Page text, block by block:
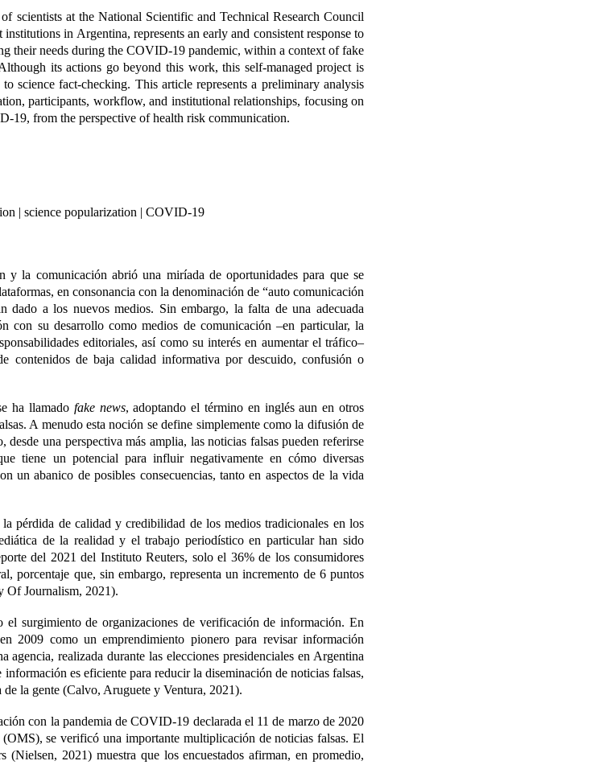
scientists at the National Scientific and Technical Research Council
in Argentina, represents an early and consistent response to
their needs during the COVID-19 pandemic, within a context of fake
its actions go beyond this work, this self-managed project is
science fact-checking. This article represents a preliminary analysis
participants, workflow, and institutional relationships, focusing on
19, from the perspective of health risk communication.
| science popularization | COVID-19
y la comunicación abrió una miríada de oportunidades para que se
en consonancia con la denominación de “auto comunicación
dado a los nuevos medios. Sin embargo, la falta de una adecuada
con su desarrollo como medios de comunicación –en particular, la
editoriales, así como su interés en aumentar el tráfico–
contenidos de baja calidad informativa por descuido, confusión o
ha llamado fake news, adoptando el término en inglés aun en otros
A menudo esta noción se define simplemente como la difusión de
una perspectiva más amplia, las noticias falsas pueden referirse
tiene un potencial para influir negativamente en cómo diversas
un abanico de posibles consecuencias, tanto en aspectos de la vida
pérdida de calidad y credibilidad de los medios tradicionales en los
de la realidad y el trabajo periodístico en particular han sido
del 2021 del Instituto Reuters, solo el 36% de los consumidores
porcentaje que, sin embargo, representa un incremento de 6 puntos
Of Journalism, 2021).
el surgimiento de organizaciones de verificación de información. En
2009 como un emprendimiento pionero para revisar información
agencia, realizada durante las elecciones presidenciales en Argentina
información es eficiente para reducir la diseminación de noticias falsas,
la gente (Calvo, Aruguete y Ventura, 2021).
con la pandemia de COVID-19 declarada el 11 de marzo de 2020
se verificó una importante multiplicación de noticias falsas. El
(Nielsen, 2021)muestra que los encuestados afirman, en promedio,